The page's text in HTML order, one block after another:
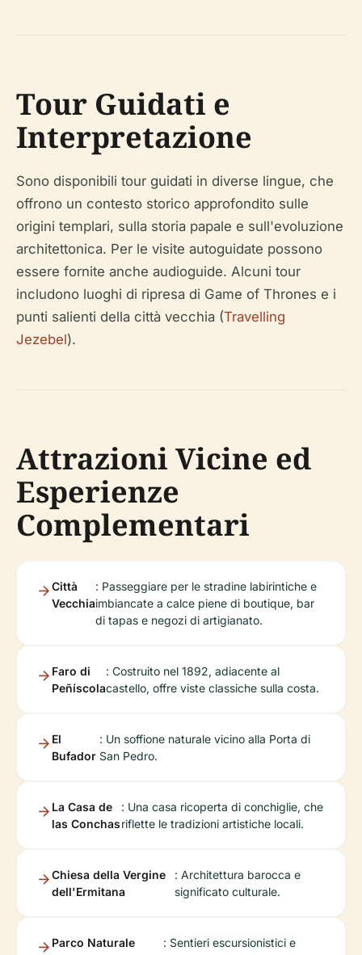
Tour Guidati e
Interpretazione
Sono disponibili tour guidati in diverse lingue, che
offrono un contesto storico approfondito sulle
origini templari, sulla storia papale e sull'evoluzione
architettonica. Per le visite autoguidate possono
essere fornite anche audioguide. Alcuni tour
includono luoghi di ripresa di Game of Thrones e i
punti salienti della città vecchia (Travelling
Jezebel).
Attrazioni Vicine ed
Esperienze
Complementari
Città
Vecchia
: Passeggiare per le stradine labirintiche e
imbiancate a calce piene di boutique, bar
di tapas e negozi di artigianato.
Faro di
Peñíscola
: Costruito nel 1892, adiacente al
castello, offre viste classiche sulla costa.
El
Bufador
: Un soffione naturale vicino alla Porta di
San Pedro.
La Casa de
las Conchas
: Una casa ricoperta di conchiglie, che
riflette le tradizioni artistiche locali.
Chiesa della Vergine
dell'Ermitana
: Architettura barocca e
significato culturale.
Parco Naturale
: Sentieri escursionistici e